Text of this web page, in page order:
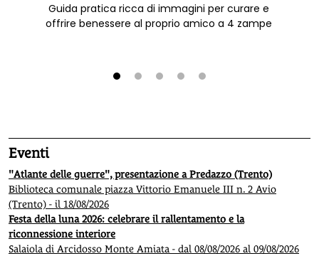
Guida pratica ricca di immagini per curare e
offrire benessere al proprio amico a 4 zampe
Eventi
"Atlante delle guerre", presentazione a Predazzo (Trento)
Biblioteca comunale piazza Vittorio Emanuele III n. 2 Avio
(Trento) - il 18/08/2026
Festa della luna 2026: celebrare il rallentamento e la
riconnessione interiore
Salaiola di Arcidosso Monte Amiata - dal 08/08/2026 al 09/08/2026